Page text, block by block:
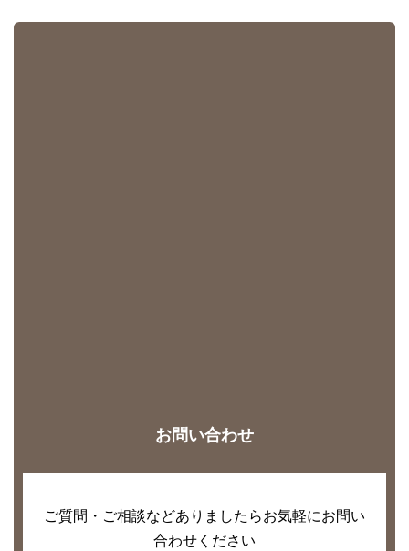
お問い合わせ
ご質問・ご相談などありましたらお気軽にお問い
合わせください